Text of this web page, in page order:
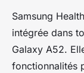
Samsung
intégrée dans
Galaxy A52.
fonctionnalités